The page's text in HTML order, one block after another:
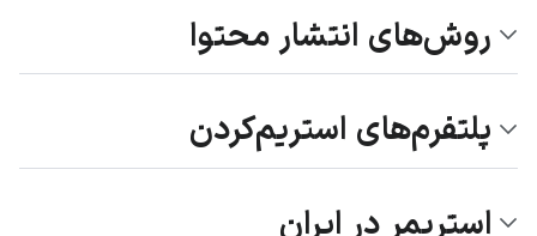
روش‌های انتشار محتوا
پلتفرم‌های استریم‌کردن
استریمر در ایران